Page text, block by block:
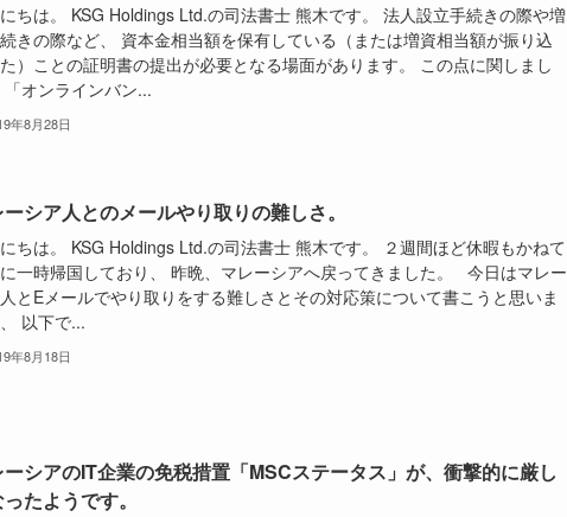
ちは。 KSG Holdings Ltd.の司法書士 熊木です。 法人設立手続きの際や増
きの際など、 資本金相当額を保有している（または増資相当額が振り込
）ことの証明書の提出が必要となる場面があります。 この点に関しまし
「オンラインバン...
年8月28日
シア人とのメールやり取りの難しさ。
ちは。 KSG Holdings Ltd.の司法書士 熊木です。 ２週間ほど休暇もかねて
一時帰国しており、 昨晩、マレーシアへ戻ってきました。 今日はマレー
とEメールでやり取りをする難しさとその対応策について書こうと思いま
以下で...
年8月18日
ーシアのIT企業の免税措置「MSCステータス」が、衝撃的に厳し
ったようです。